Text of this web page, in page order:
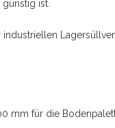
ist.
mm für die